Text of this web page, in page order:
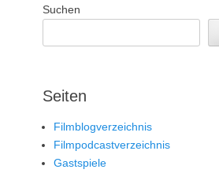
Suchen
Seiten
Filmblogverzeichnis
Filmpodcastverzeichnis
Gastspiele